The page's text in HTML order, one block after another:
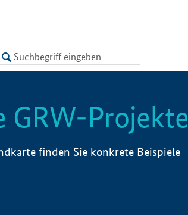
GRW-Projekte
finden Sie konkrete Beispiele